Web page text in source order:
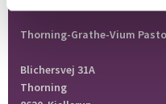
Thorning-Grathe-Vium
Blichersvej 31A
Thorning